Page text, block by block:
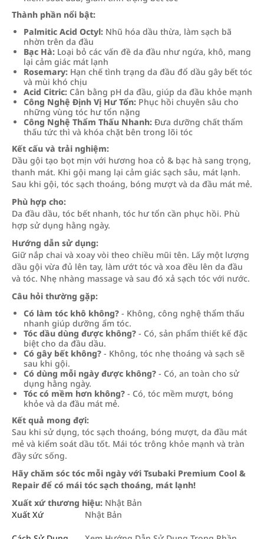
Thành phần nổi bật:
Palmitic Acid Octyl: Nhũ hóa dầu thừa, làm sạch bã
nhờn trên da đầu
Bạc Hà: Loại bỏ các vấn đề da đầu như ngứa, khô, mang
lại cảm giác mát lạnh
Rosemary: Hạn chế tình trạng da đầu đổ dầu gây bết tóc
và mùi khó chịu
Acid Citric: Cân bằng pH da đầu, giúp da đầu khỏe mạnh
Công Nghệ Định Vị Hư Tổn: Phục hồi chuyên sâu cho
những vùng tóc hư tổn nặng
Công Nghệ Thẩm Thấu Nhanh: Đưa dưỡng chất thẩm
thấu tức thì và khóa chặt bên trong lõi tóc
Kết cấu và trải nghiệm:
Dầu gội tạo bọt mịn với hương hoa cỏ & bạc hà sang trọng,
thanh mát. Khi gội mang lại cảm giác sạch sâu, mát lạnh.
Sau khi gội, tóc sạch thoáng, bóng mượt và da đầu mát mẻ.
Phù hợp cho:
Da đầu dầu, tóc bết nhanh, tóc hư tổn cần phục hồi. Phù
hợp sử dụng hằng ngày.
Hướng dẫn sử dụng:
Giữ nắp chai và xoay vòi theo chiều mũi tên. Lấy một lượng
dầu gội vừa đủ lên tay, làm ướt tóc và xoa đều lên da đầu
và tóc. Nhẹ nhàng massage và sau đó xả sạch tóc với nước.
Câu hỏi thường gặp:
Có làm tóc khô không? - Không, công nghệ thẩm thấu
nhanh giúp dưỡng ẩm tóc.
Tóc dầu dùng được không? - Có, sản phẩm thiết kế đặc
biệt cho da đầu dầu.
Có gây bết không? - Không, tóc nhẹ thoáng và sạch sẽ
sau khi gội.
Có dùng mỗi ngày được không? - Có, an toàn cho sử
dụng hằng ngày.
Tóc có mềm hơn không? - Có, tóc mềm mượt, bóng
khỏe và da đầu mát mẻ.
Kết quả mong đợi:
Sau khi sử dụng, tóc sạch thoáng, bóng mượt, da đầu mát
mẻ và kiểm soát dầu tốt. Mái tóc trông khỏe mạnh và tràn
đầy sức sống.
Hãy chăm sóc tóc mỗi ngày với Tsubaki Premium Cool &
Repair để có mái tóc sạch thoáng, mát lạnh!
Xuất xứ thương hiệu: Nhật Bản
Xuất Xứ
Nhật Bản